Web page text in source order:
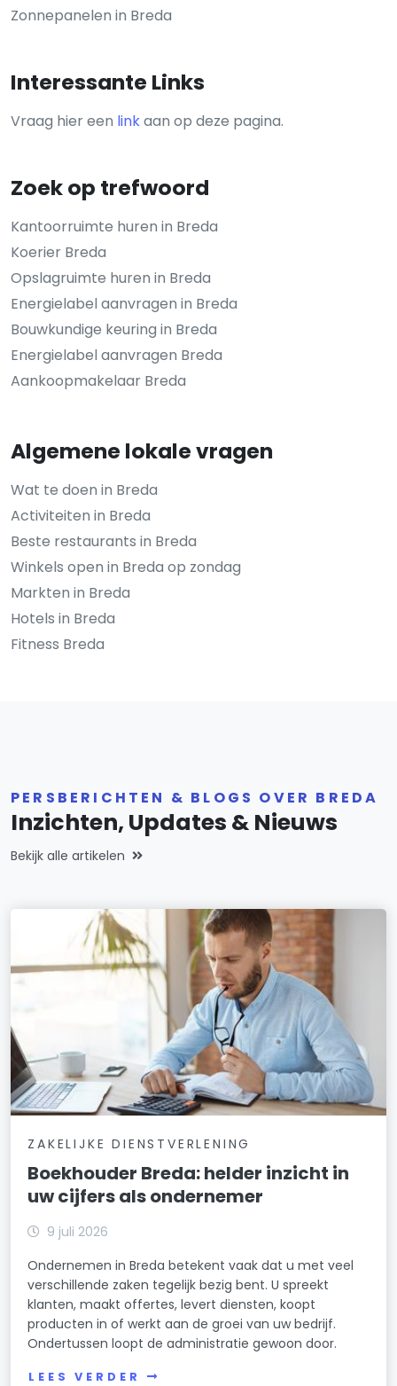
Zonnepanelen in Breda
Interessante Links
Vraag hier een linkaan op deze pagina.
Zoek op trefwoord
Kantoorruimte huren in Breda
Koerier Breda
Opslagruimte huren in Breda
Energielabel aanvragen in Breda
Bouwkundige keuring in Breda
Energielabel aanvragen Breda
Aankoopmakelaar Breda
Algemene lokale vragen
Wat te doen in Breda
Activiteiten in Breda
Beste restaurants in Breda
Winkels open in Breda op zondag
Markten in Breda
Hotels in Breda
Fitness Breda
PERSBERICHTEN & BLOGS OVER BREDA
Inzichten, Updates & Nieuws
Bekijk alle artikelen
ZAKELIJKE DIENSTVERLENING
Boekhouder Breda: helder inzicht in
uw cijfers als ondernemer
9 juli 2026
Ondernemen in Breda betekent vaak dat u met veel
verschillende zaken tegelijk bezig bent. U spreekt
klanten, maakt offertes, levert diensten, koopt
producten in of werkt aan de groei van uw bedrijf.
Ondertussen loopt de administratie gewoon door.
LEES VERDER